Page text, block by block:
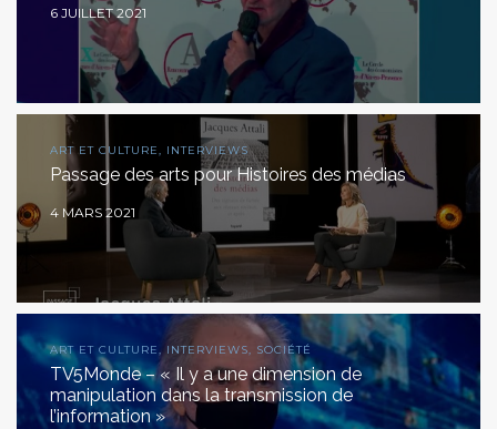
6 JUILLET 2021
ART ET CULTURE, INTERVIEWS
Passage des arts pour Histoires des médias
4 MARS 2021
ART ET CULTURE, INTERVIEWS, SOCIÉTÉ
TV5Monde – « Il y a une dimension de
manipulation dans la transmission de
l’information »